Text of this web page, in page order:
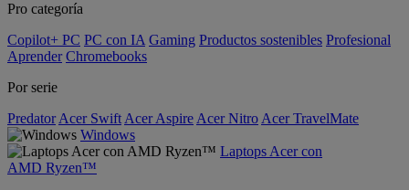
Pro categoría
Copilot+ PC PC con IA Gaming Productos sostenibles Profesional
Aprender Chromebooks
Por serie
Predator Acer Swift Acer Aspire Acer Nitro Acer TravelMate
Windows
Laptops Acer con
AMD Ryzen™